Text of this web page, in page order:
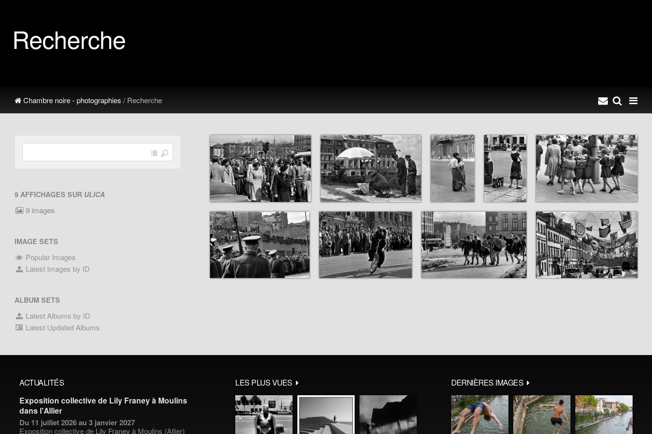
Recherche
Chambre noire - photographies / Recherche
9 AFFICHAGES SUR ULICA
9 images
IMAGE SETS
Popular Images
Latest Images by ID
ALBUM SETS
Latest Albums by ID
Latest Updated Albums
ACTUALITÉS
Exposition collective de Lily Franey à Moulins
dans l'Allier
Du 11 juillet 2026 au 3 janvier 2027
Exposition collective de Lily Franey à Moulins (Allier)
LES PLUS VUES DERNIÈRES IMAGES